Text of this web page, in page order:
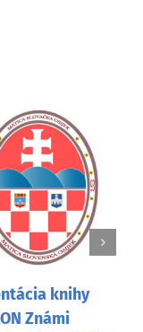
kalendár 2025